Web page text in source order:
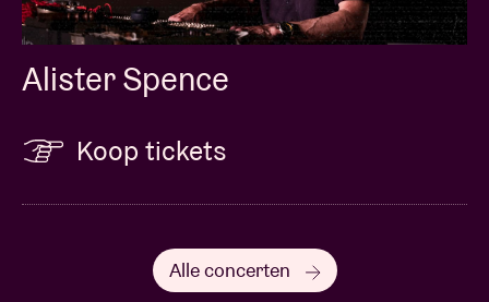
Alister Spence
Koop tickets
Alle concerten